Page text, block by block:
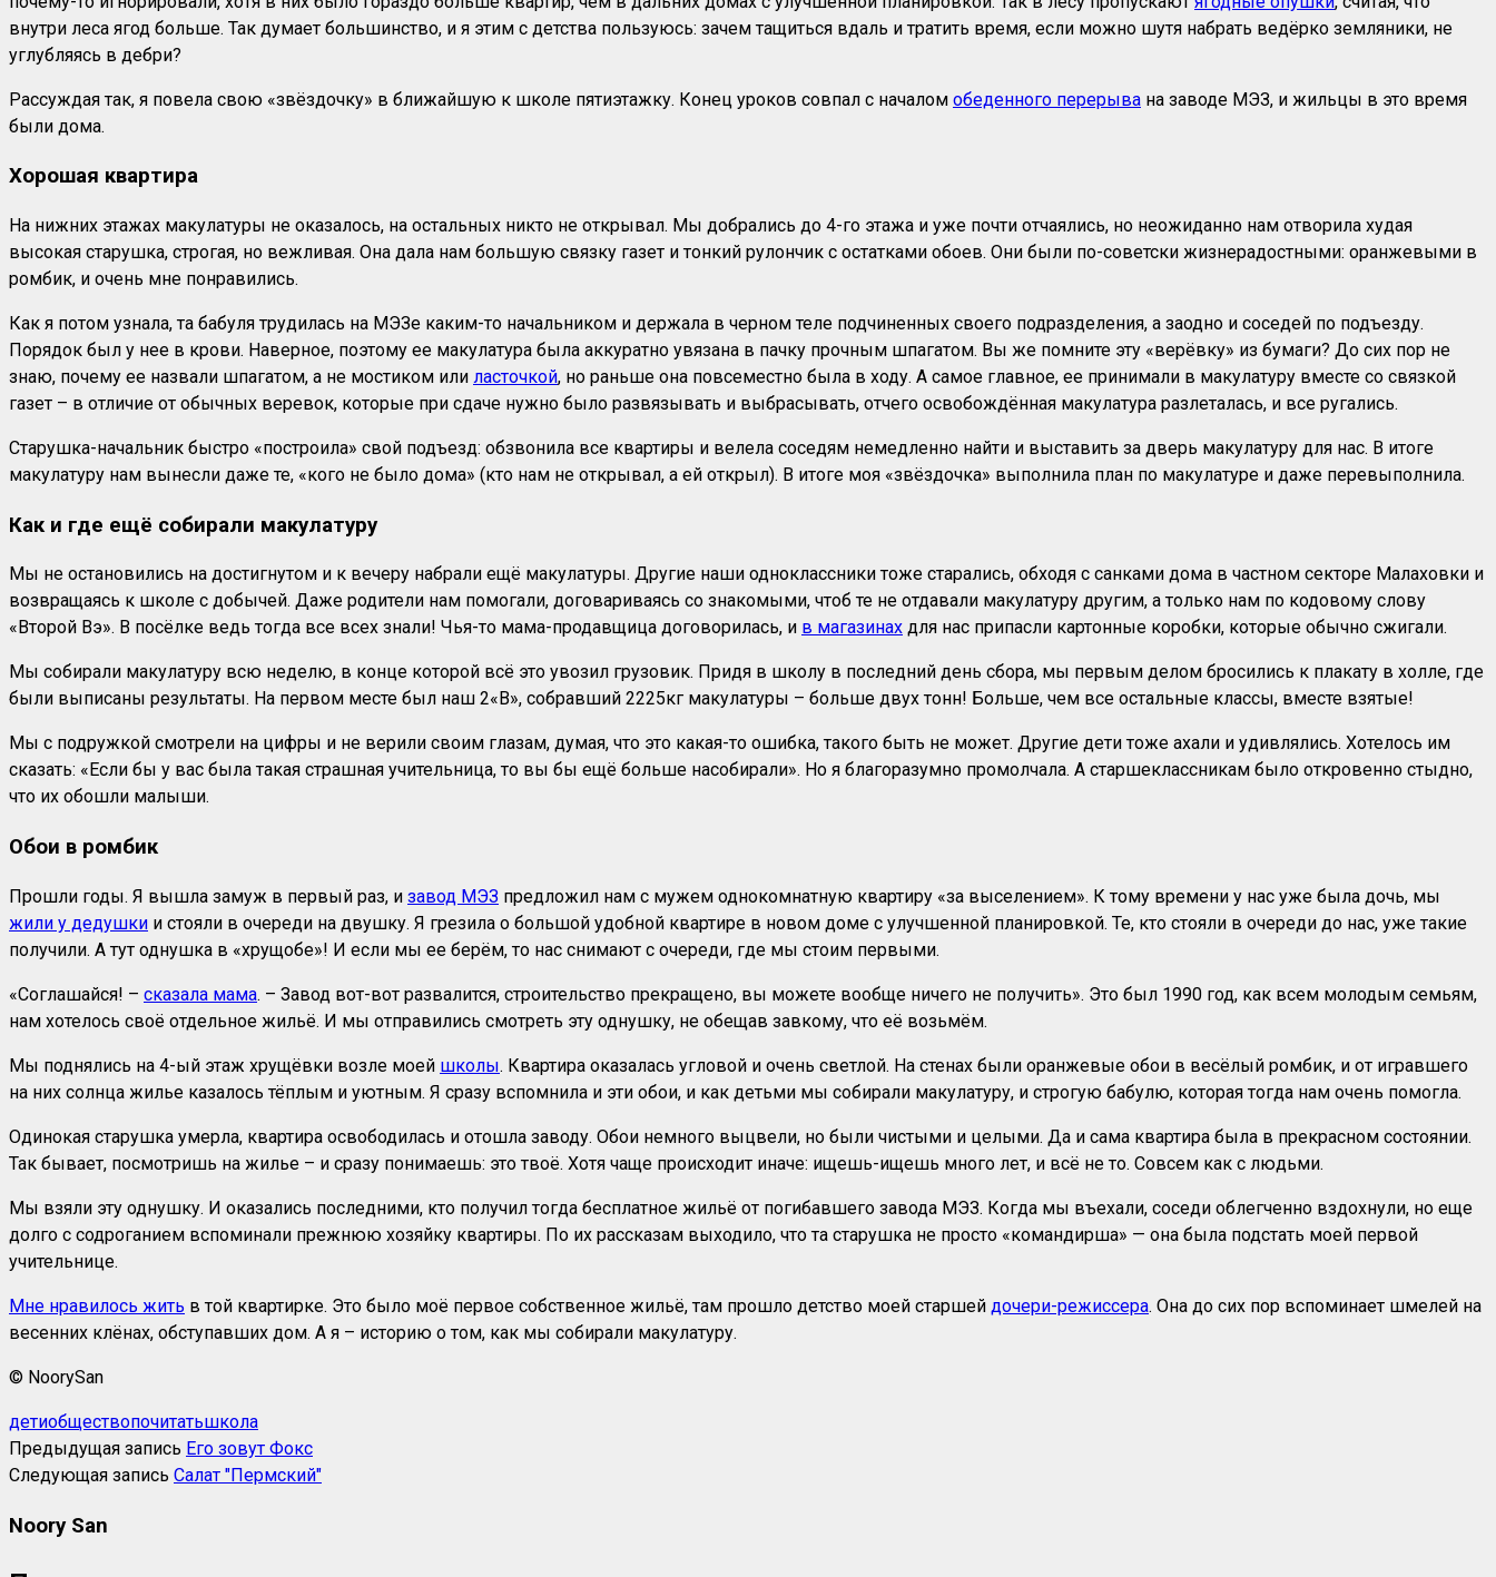
внутри леса ягод больше. Так думает большинство, и я этим с детства пользуюсь: зачем тащиться вдаль и тратить время, если можно шутя набрать ведёрко земляники, не
углубляясь в дебри?
Рассуждая так, я повела свою «звёздочку» в ближайшую к школе пятиэтажку. Конец уроков совпал с началом обеденного перерыва на заводе МЭЗ, и жильцы в это время
были дома.
Хорошая квартира
На нижних этажах макулатуры не оказалось, на остальных никто не открывал. Мы добрались до 4-го этажа и уже почти отчаялись, но неожиданно нам отворила худая
высокая старушка, строгая, но вежливая. Она дала нам большую связку газет и тонкий рулончик с остатками обоев. Они были по-советски жизнерадостными: оранжевыми в
ромбик, и очень мне понравились.
Как я потом узнала, та бабуля трудилась на МЭЗе каким-то начальником и держала в черном теле подчиненных своего подразделения, а заодно и соседей по подъезду.
Порядок был у нее в крови. Наверное, поэтому ее макулатура была аккуратно увязана в пачку прочным шпагатом. Вы же помните эту «верёвку» из бумаги? До сих пор не
знаю, почему ее назвали шпагатом, а не мостиком или ласточкой, но раньше она повсеместно была в ходу. А самое главное, ее принимали в макулатуру вместе со связкой
газет – в отличие от обычных веревок, которые при сдаче нужно было развязывать и выбрасывать, отчего освобождённая макулатура разлеталась, и все ругались.
Старушка-начальник быстро «построила» свой подъезд: обзвонила все квартиры и велела соседям немедленно найти и выставить за дверь макулатуру для нас. В итоге
макулатуру нам вынесли даже те, «кого не было дома» (кто нам не открывал, а ей открыл). В итоге моя «звёздочка» выполнила план по макулатуре и даже перевыполнила.
Как и где ещё собирали макулатуру
Мы не остановились на достигнутом и к вечеру набрали ещё макулатуры. Другие наши одноклассники тоже старались, обходя с санками дома в частном секторе Малаховки и
возвращаясь к школе с добычей. Даже родители нам помогали, договариваясь со знакомыми, чтоб те не отдавали макулатуру другим, а только нам по кодовому слову
«Второй Вэ». В посёлке ведь тогда все всех знали! Чья-то мама-продавщица договорилась, и в магазинах для нас припасли картонные коробки, которые обычно сжигали.
Мы собирали макулатуру всю неделю, в конце которой всё это увозил грузовик. Придя в школу в последний день сбора, мы первым делом бросились к плакату в холле, где
были выписаны результаты. На первом месте был наш 2«В», собравший 2225кг макулатуры – больше двух тонн! Больше, чем все остальные классы, вместе взятые!
Мы с подружкой смотрели на цифры и не верили своим глазам, думая, что это какая-то ошибка, такого быть не может. Другие дети тоже ахали и удивлялись. Хотелось им
сказать: «Если бы у вас была такая страшная учительница, то вы бы ещё больше насобирали». Но я благоразумно промолчала. А старшеклассникам было откровенно стыдно,
что их обошли малыши.
Обои в ромбик
Прошли годы. Я вышла замуж в первый раз, и завод МЭЗ предложил нам с мужем однокомнатную квартиру «за выселением». К тому времени у нас уже была дочь, мы
жили у дедушки и стояли в очереди на двушку. Я грезила о большой удобной квартире в новом доме с улучшенной планировкой. Те, кто стояли в очереди до нас, уже такие
получили. А тут однушка в «хрущобе»! И если мы ее берём, то нас снимают с очереди, где мы стоим первыми.
«Соглашайся! – сказала мама. – Завод вот-вот развалится, строительство прекращено, вы можете вообще ничего не получить». Это был 1990 год, как всем молодым семьям,
нам хотелось своё отдельное жильё. И мы отправились смотреть эту однушку, не обещав завкому, что её возьмём.
Мы поднялись на 4-ый этаж хрущёвки возле моей школы. Квартира оказалась угловой и очень светлой. На стенах были оранжевые обои в весёлый ромбик, и от игравшего
на них солнца жилье казалось тёплым и уютным. Я сразу вспомнила и эти обои, и как детьми мы собирали макулатуру, и строгую бабулю, которая тогда нам очень помогла.
Одинокая старушка умерла, квартира освободилась и отошла заводу. Обои немного выцвели, но были чистыми и целыми. Да и сама квартира была в прекрасном состоянии.
Так бывает, посмотришь на жилье – и сразу понимаешь: это твоё. Хотя чаще происходит иначе: ищешь-ищешь много лет, и всё не то. Совсем как с людьми.
Мы взяли эту однушку. И оказались последними, кто получил тогда бесплатное жильё от погибавшего завода МЭЗ. Когда мы въехали, соседи облегченно вздохнули, но еще
долго с содроганием вспоминали прежнюю хозяйку квартиры. По их рассказам выходило, что та старушка не просто «командирша» — она была подстать моей первой
учительнице.
Мне нравилось жить в той квартирке. Это было моё первое собственное жильё, там прошло детство моей старшей дочери-режиссера. Она до сих пор вспоминает шмелей на
весенних клёнах, обступавших дом. А я – историю о том, как мы собирали макулатуру.
© NoorySan
детиобществопочитатьшкола
Предыдущая запись Его зовут Фокс
Следующая запись Салат "Пермский"
Noory San